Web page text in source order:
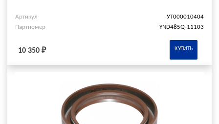
Артикул
УТ000010404
Партномер
YND485Q-11103
10 350 ₽ КУПИТЬ